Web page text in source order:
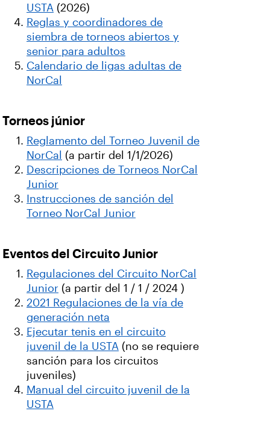
USTA (2026)
Reglas y coordinadores de
siembra de torneos abiertos y
senior para adultos
Calendario de ligas adultas de
NorCal
Torneos júnior
Reglamento del Torneo Juvenil de
NorCal (a partir del 1/1/2026)
Descripciones de Torneos NorCal
Junior
Instrucciones de sanción del
Torneo NorCal Junior
Eventos del Circuito Junior
Regulaciones del Circuito NorCal
Junior (a partir del 1 / 1 / 2024 )
2021 Regulaciones de la vía de
generación neta
Ejecutar tenis en el circuito
juvenil de la USTA (no se requiere
sanción para los circuitos
juveniles)
Manual del circuito juvenil de la
USTA